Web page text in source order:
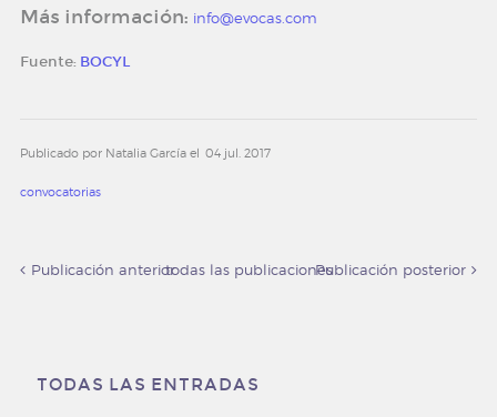
Más información: info@evocas.com
Fuente: BOCYL
Publicado por Natalia García el 04 jul. 2017
convocatorias
Publicación anteriortodas las publicacionesPublicación posterior
TODAS LAS ENTRADAS